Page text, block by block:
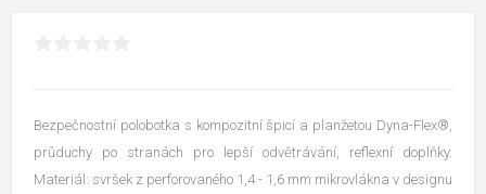
Bezpečnostní polobotka s kompozitní špicí a planžetou Dyna-Flex®,
průduchy po stranách pro lepší odvětrávání, reflexní doplňky.
Materiál: svršek z perforovaného 1,4 - 1,6 mm mikrovlákna v designu